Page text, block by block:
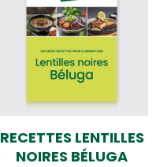
RECETTES LENTILLES
NOIRES BÉLUGA